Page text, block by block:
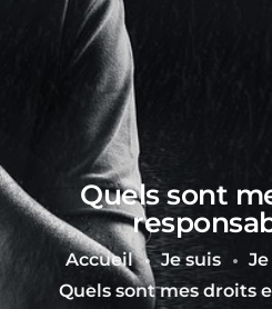
Quels sont
Accueil Je suis
Quels sont mes droits